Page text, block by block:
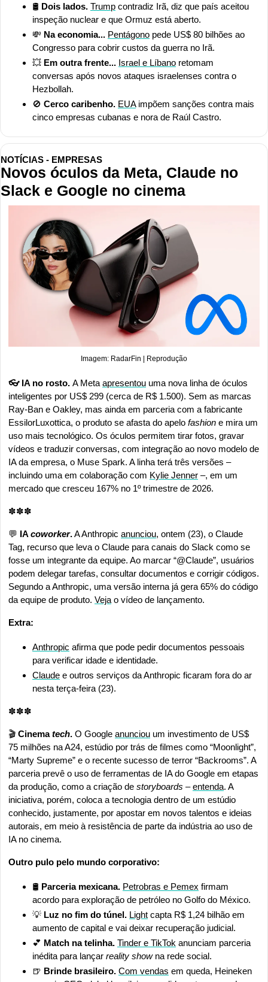
🛢️ Dois lados. Trump contradiz Irã, diz que país aceitou
inspeção nuclear e que Ormuz está aberto.
💸 Na economia... Pentágono pede US$ 80 bilhões ao
Congresso para cobrir custos da guerra no Irã.
💥 Em outra frente... Israel e Líbano retomam
conversas após novos ataques israelenses contra o
Hezbollah.
🚫 Cerco caribenho. EUA impõem sanções contra mais
cinco empresas cubanas e nora de Raúl Castro.
NOTÍCIAS - EMPRESAS
Novos óculos da Meta, Claude no
Slack e Google no cinema
Imagem: RadarFin | Reprodução
👓 IA no rosto. A Meta apresentou uma nova linha de óculos
inteligentes por US$ 299 (cerca de R$ 1.500). Sem as marcas
Ray-Ban e Oakley, mas ainda em parceria com a fabricante
EssilorLuxottica, o produto se afasta do apelo fashion e mira um
uso mais tecnológico. Os óculos permitem tirar fotos, gravar
vídeos e traduzir conversas, com integração ao novo modelo de
IA da empresa, o Muse Spark. A linha terá três versões –
incluindo uma em colaboração com Kylie Jenner –, em um
mercado que cresceu 167% no 1º trimestre de 2026.
✽✽✽
💬 IA coworker. A Anthropic anunciou, ontem (23), o Claude
Tag, recurso que leva o Claude para canais do Slack como se
fosse um integrante da equipe. Ao marcar “@Claude”, usuários
podem delegar tarefas, consultar documentos e corrigir códigos.
Segundo a Anthropic, uma versão interna já gera 65% do código
da equipe de produto. Veja o vídeo de lançamento.
Extra:
Anthropic afirma que pode pedir documentos pessoais
para verificar idade e identidade.
Claude e outros serviços da Anthropic ficaram fora do ar
nesta terça-feira (23).
✽✽✽
🎬 Cinema tech. O Google anunciou um investimento de US$
75 milhões na A24, estúdio por trás de filmes como “Moonlight”,
“Marty Supreme” e o recente sucesso de terror “Backrooms”. A
parceria prevê o uso de ferramentas de IA do Google em etapas
da produção, como a criação de storyboards – entenda. A
iniciativa, porém, coloca a tecnologia dentro de um estúdio
conhecido, justamente, por apostar em novos talentos e ideias
autorais, em meio à resistência de parte da indústria ao uso de
IA no cinema.
Outro pulo pelo mundo corporativo:
🛢️ Parceria mexicana. Petrobras e Pemex firmam
acordo para exploração de petróleo no Golfo do México.
💡 Luz no fim do túnel. Light capta R$ 1,24 bilhão em
aumento de capital e vai deixar recuperação judicial.
💕 Match na telinha. Tinder e TikTok anunciam parceria
inédita para lançar reality show na rede social.
🍺 Brinde brasileiro. Com vendas em queda, Heineken